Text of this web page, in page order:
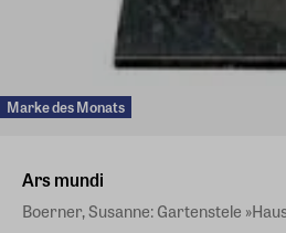
Marke des Monats
Ars mundi
Boerner, Susanne: Gartenstele